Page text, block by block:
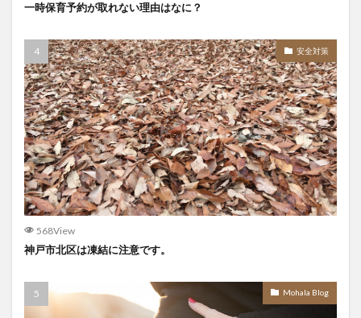
一時保育予約が取れない理由はなに？
安全対策
568View
神戸市北区は凍結に注意です。
Mohala Blog